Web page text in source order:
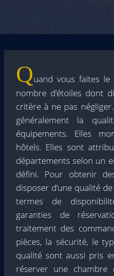
Quand vous faites
nombre d’étoiles dont
critère à ne pas
généralement la
équipements. Elles
hôtels. Elles sont
départements selon un
défini. Pour obtenir
disposer d’une qualité
termes de
garanties de
traitement des
pièces, la sécurité, le
qualité sont aussi pris
réserver une